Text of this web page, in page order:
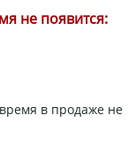
не появится:
в продаже не